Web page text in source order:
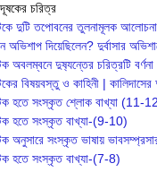
চরিত্র
দুটি তপোবনের তুলনামূলক আলোচনা
অভিশাপ দিয়েছিলেন? দুর্বাসার
অবলম্বনে দুষ‍্যন্তের চরিত্রটি বর্ণনা
বিষয়বস্তু ও কাহিনী |
হতে সংস্কৃত শ্লোক বাখ্যা (11-
হতে সংস্কৃত বাখ্যা-(9-10)
অনুসারে সংস্কৃত ভাষায়
হতে সংস্কৃত বাখ্যা-(7-8)